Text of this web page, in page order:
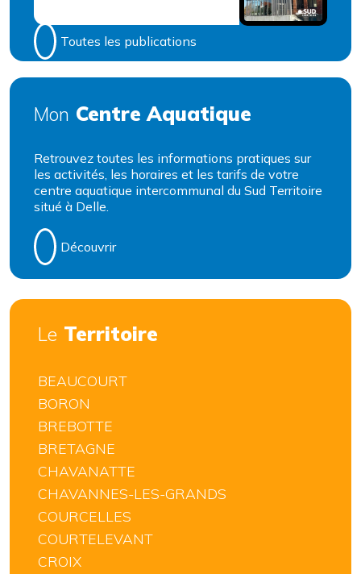
Toutes les publications
Mon Centre Aquatique
Retrouvez toutes les informations pratiques sur
les activités, les horaires et les tarifs de votre
centre aquatique intercommunal du Sud Territoire
situé à Delle.
Découvrir
Le Territoire
BEAUCOURT
BORON
BREBOTTE
BRETAGNE
CHAVANATTE
CHAVANNES-LES-GRANDS
COURCELLES
COURTELEVANT
CROIX